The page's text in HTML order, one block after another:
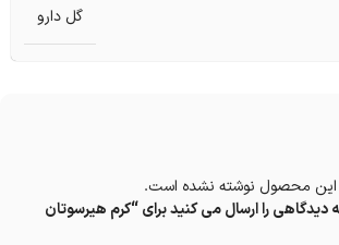
گل دارو
این محصول نوشته نشده است.
دیدگاهی را ارسال می کنید برای “کرم هیرسوتان